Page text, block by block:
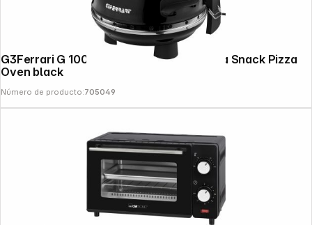
G3Ferrari G 1003210 Napoletana Pizzeria Snack Pizza
Oven black
Número de producto:705049